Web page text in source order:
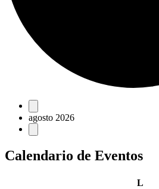
Eventos
agosto 2026
Calendario de Eventos
Llunes